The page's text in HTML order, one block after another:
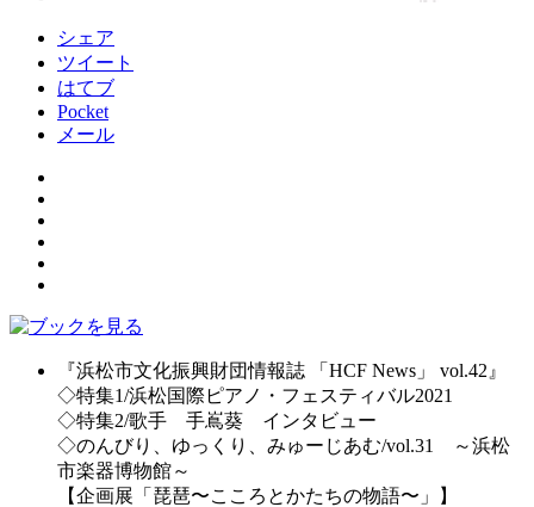
シェア
ツイート
はてブ
Pocket
メール
『浜松市文化振興財団情報誌 「HCF News」 vol.42』
◇特集1/浜松国際ピアノ・フェスティバル2021
◇特集2/歌手 手嶌葵 インタビュー
◇のんびり、ゆっくり、みゅーじあむ/vol.31 ～浜松
市楽器博物館～
【企画展「琵琶〜こころとかたちの物語〜」】